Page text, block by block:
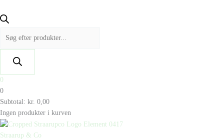
0
0
Subtotal: kr. 0,00
Ingen produkter i kurven
Straarup & Co